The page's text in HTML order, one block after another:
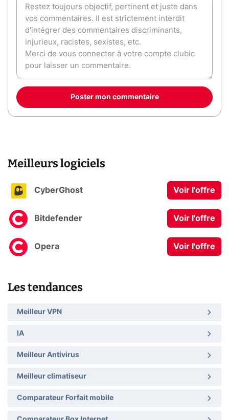
Poster mon commentaire
Meilleurs logiciels
CyberGhost Voir l'offre
Bitdefender Voir l'offre
Opera Voir l'offre
Les tendances
Meilleur VPN
IA
Meilleur Antivirus
Meilleur climatiseur
Comparateur Forfait mobile